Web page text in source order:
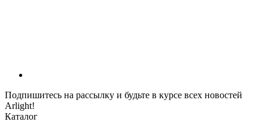
Подпишитесь на рассылку и будьте в курсе всех новостей
Arlight!
Каталог